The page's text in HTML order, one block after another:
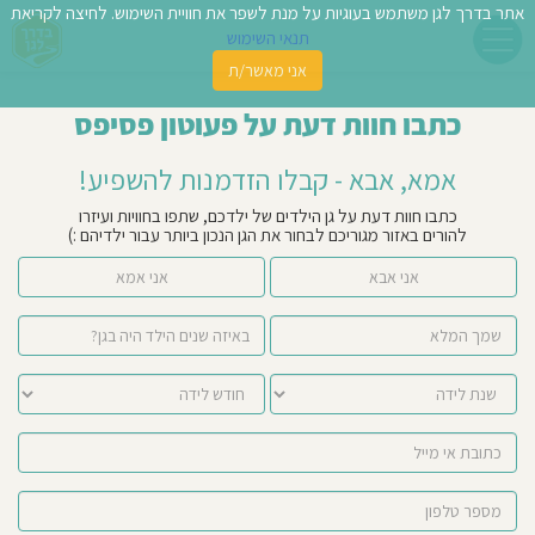
כתבו חוות דעת על פעוטון פסיפס
אמא, אבא - קבלו הזדמנות להשפיע!
כתבו חוות דעת על גן הילדים של ילדכם, שתפו בחוויות ועיזרו
להורים באזור מגוריכם לבחור את הגן הנכון ביותר עבור ילדיהם :)
אני אמא אני אבא
אתר בדרך לגן משתמש בעוגיות על מנת לשפר את חוויית השימוש. לחיצה לקריאת
תנאי השימוש
אני מאשר/ת